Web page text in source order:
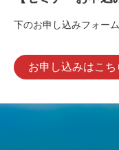
下のお申し込みフォー
お申し込みはこち